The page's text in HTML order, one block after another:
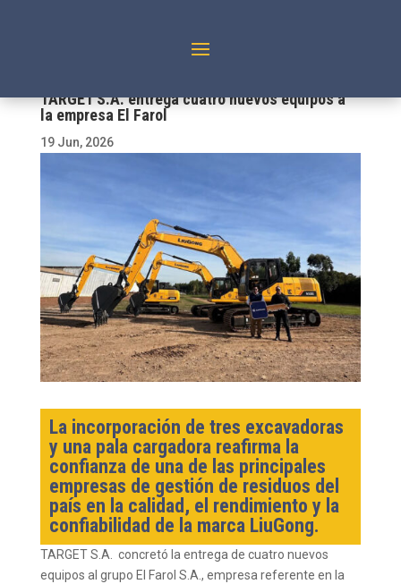
TARGET S.A. entrega cuatro nuevos equipos a
la empresa El Farol
19 Jun, 2026
La incorporación de tres excavadoras
y una pala cargadora reafirma la
confianza de una de las principales
empresas de gestión de residuos del
país en la calidad, el rendimiento y la
confiabilidad de la marca LiuGong.
TARGET S.A. concretó la entrega de cuatro nuevos
equipos al grupo El Farol S.A., empresa referente en la